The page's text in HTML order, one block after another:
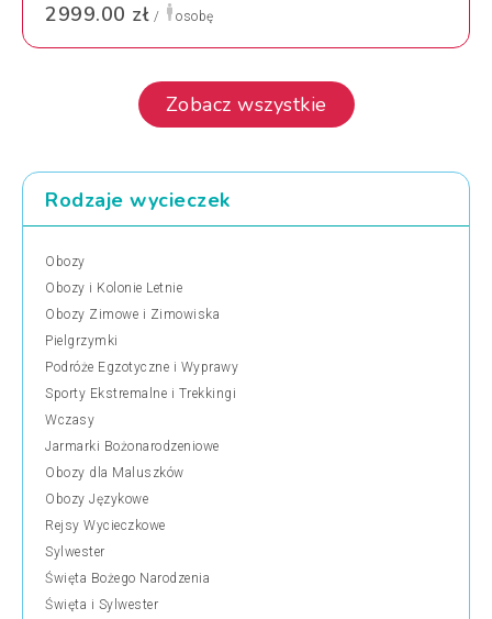
2999.00 zł / osobę
Zobacz wszystkie
Rodzaje wycieczek
Obozy
Obozy i Kolonie Letnie
Obozy Zimowe i Zimowiska
Pielgrzymki
Podróże Egzotyczne i Wyprawy
Sporty Ekstremalne i Trekkingi
Wczasy
Jarmarki Bożonarodzeniowe
Obozy dla Maluszków
Obozy Językowe
Rejsy Wycieczkowe
Sylwester
Święta Bożego Narodzenia
Święta i Sylwester